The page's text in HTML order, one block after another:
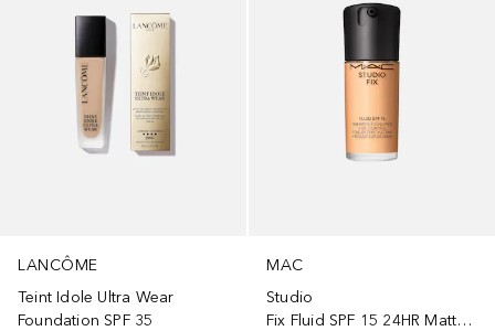
LANCÔME
Teint Idole Ultra Wear
Foundation SPF 35
MAC
Studio
Fix Fluid SPF 15 24HR Matte Foundation & Oil Control